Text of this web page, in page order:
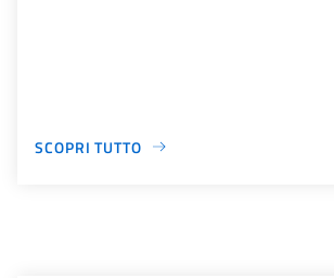
SCOPRI TUTTO